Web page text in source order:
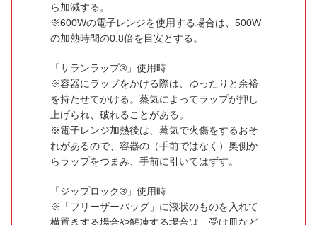
ら加減する。
600Wの電子レンジを使用する場合は、500W
の加熱時間の0.8倍を目安とする。
「サランラップ®」使用時
容器にラップをかける際は、ゆったりと余裕
を持たせてかける。蒸気によってラップが押し
上げられ、破れることがある。
電子レンジ加熱後は、蒸気で火傷をするおそ
れがあるので、容器の（手前ではなく）奥側か
らラップをつまみ、手前に引いてはずす。
「ジップロック®」使用時
「フリーザーバッグ」に液状のものを入れて
横置きする場合や解凍する場合は、受け皿など